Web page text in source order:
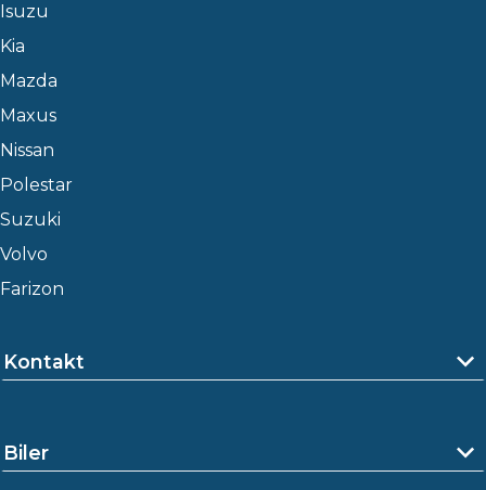
Isuzu
Kia
Mazda
Maxus
Nissan
Polestar
Suzuki
Volvo
Farizon
Kontakt
Biler